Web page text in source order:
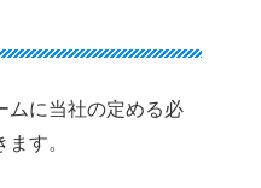
ムに当社の定める必
す。